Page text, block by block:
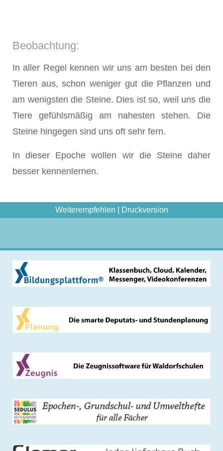
Beobachtung:
In aller Regel kennen wir uns am besten bei den
Tieren aus, schon weniger gut die Pflanzen und
am wenigsten die Steine. Dies ist so, weil uns die
Tiere gefühlsmäßig am nahesten stehen. Die
Steine hingegen sind uns oft sehr fern.
In dieser Epoche wollen wir die Steine daher
besser kennenlernen.
Weiterempfehlen Druckversion